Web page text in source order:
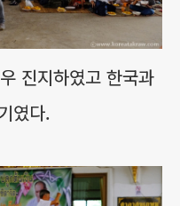
진지하였고 한국과
였다.